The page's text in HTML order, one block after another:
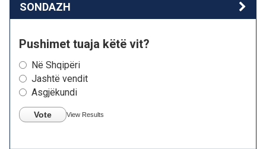
SONDAZH
Pushimet tuaja këtë vit?
Në Shqipëri
Jashtë vendit
Asgjëkundi
Vote View Results